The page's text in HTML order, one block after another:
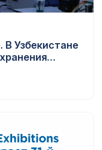
В Узбекистане